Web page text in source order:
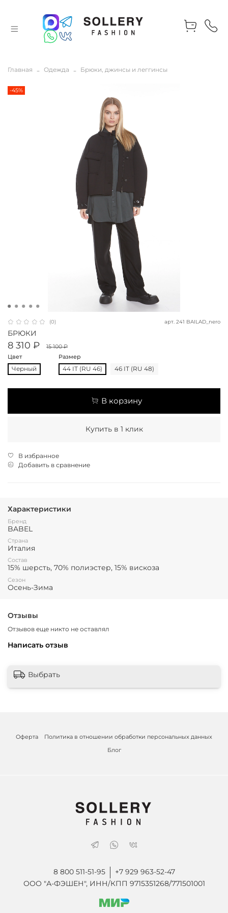
Главная Одежда Брюки, джинсы и леггинсы
-45%
(0) арт. 241 BAILAD_nero
БРЮКИ
8 310 ₽
15 100 ₽
Цвет
Черный
Размер
44 IT (RU 46) 46 IT (RU 48)
В корзину
Купить в 1 клик
В избранное
Добавить в сравнение
Характеристики
Бренд
BABEL
Страна
Италия
Состав
15% шерсть, 70% полиэстер, 15% вискоза
Сезон
Осень-Зима
Отзывы
Отзывов еще никто не оставлял
Написать отзыв
Выбрать
Оферта
Политика в отношении обработки персональных данных
Блог
8 800 511-51-95
+7 929 963-52-47
ООО "А-ФЭШЕН", ИНН/КПП 9715351268/771501001